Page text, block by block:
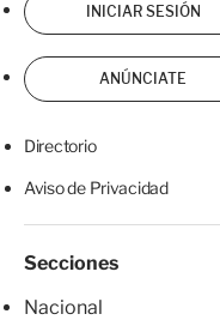
INICIAR SESIÓN
ANÚNCIATE
Directorio
Aviso de Privacidad
Secciones
Nacional